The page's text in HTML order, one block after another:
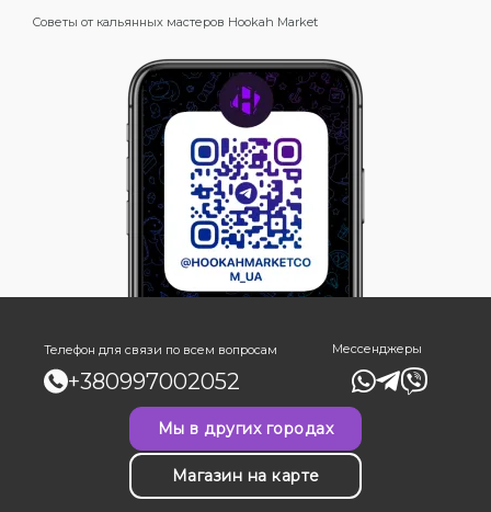
Советы от кальянных мастеров Hookah Market
Телефон для связи по всем вопросам
+380997002052
Мессенджеры
Мы в других городах
Магазин на карте